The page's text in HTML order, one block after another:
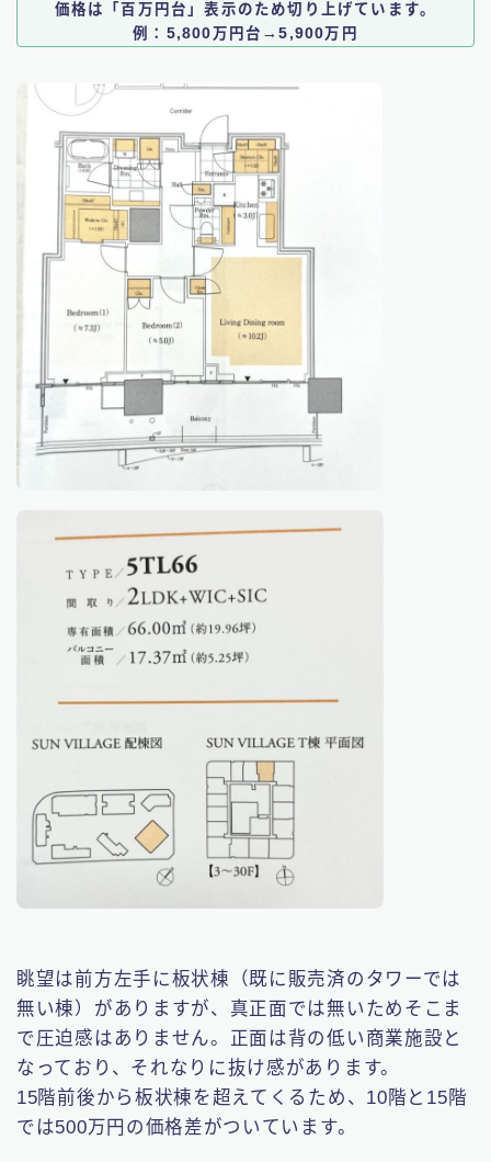
価格は「百万円台」表示のため切り上げています。
例：5,800万円台→5,900万円
眺望は前方左手に板状棟（既に販売済のタワーでは
無い棟）がありますが、真正面では無いためそこま
で圧迫感はありません。正面は背の低い商業施設と
なっており、それなりに抜け感があります。
15階前後から板状棟を超えてくるため、10階と15階
では500万円の価格差がついています。